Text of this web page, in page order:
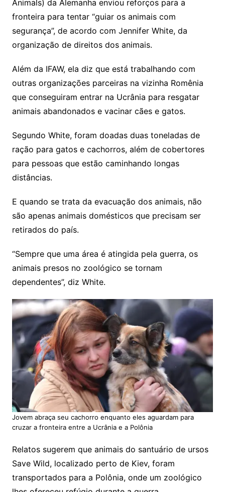
Animals) da Alemanha enviou reforços para a
fronteira para tentar “guiar os animais com
segurança”, de acordo com Jennifer White, da
organização de direitos dos animais.
Além da IFAW, ela diz que está trabalhando com
outras organizações parceiras na vizinha Romênia
que conseguiram entrar na Ucrânia para resgatar
animais abandonados e vacinar cães e gatos.
Segundo White, foram doadas duas toneladas de
ração para gatos e cachorros, além de cobertores
para pessoas que estão caminhando longas
distâncias.
E quando se trata da evacuação dos animais, não
são apenas animais domésticos que precisam ser
retirados do país.
“Sempre que uma área é atingida pela guerra, os
animais presos no zoológico se tornam
dependentes”, diz White.
Jovem abraça seu cachorro enquanto eles aguardam para
cruzar a fronteira entre a Ucrânia e a Polônia
Relatos sugerem que animais do santuário de ursos
Save Wild, localizado perto de Kiev, foram
transportados para a Polônia, onde um zoológico